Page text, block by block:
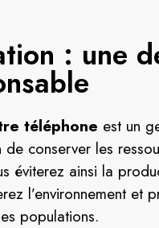
: une
téléphone est un
de conserver les
éviterez ainsi la
l’environnement et
populations.